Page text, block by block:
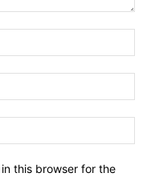
this browser for the